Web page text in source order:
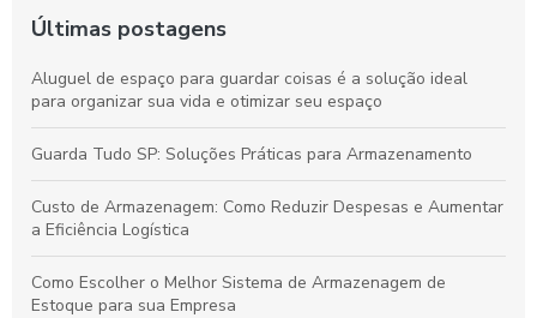
Últimas postagens
Aluguel de espaço para guardar coisas é a solução ideal
para organizar sua vida e otimizar seu espaço
Guarda Tudo SP: Soluções Práticas para Armazenamento
Custo de Armazenagem: Como Reduzir Despesas e Aumentar
a Eficiência Logística
Como Escolher o Melhor Sistema de Armazenagem de
Estoque para sua Empresa